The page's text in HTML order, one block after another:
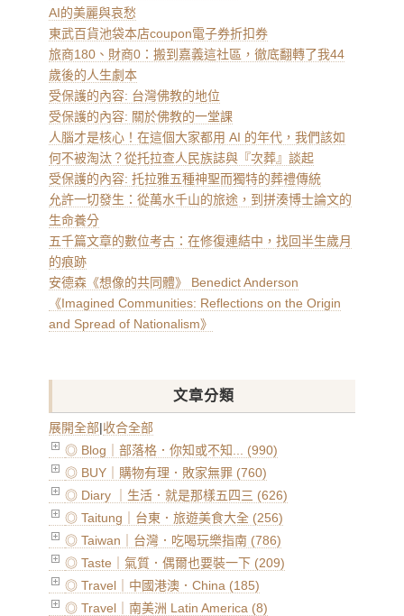
AI的美麗與哀愁
東武百貨池袋本店coupon電子券折扣券
旅商180、財商0：搬到嘉義這社區，徹底翻轉了我44
歲後的人生劇本
受保護的內容: 台灣佛教的地位
受保護的內容: 關於佛教的一堂課
人腦才是核心！在這個大家都用 AI 的年代，我們該如
何不被淘汰？從托拉查人民族誌與『次葬』談起
受保護的內容: 托拉雅五種神聖而獨特的葬禮傳統
允許一切發生：從萬水千山的旅途，到拼湊博士論文的
生命養分
五千篇文章的數位考古：在修復連結中，找回半生歲月
的痕跡
安德森《想像的共同體》 Benedict Anderson
《Imagined Communities: Reflections on the Origin
and Spread of Nationalism》
文章分類
展開全部|收合全部
◎ Blog｜部落格．你知或不知... (990)
◎ BUY｜購物有理．敗家無罪 (760)
◎ Diary ｜生活．就是那樣五四三 (626)
◎ Taitung｜台東．旅遊美食大全 (256)
◎ Taiwan｜台灣．吃喝玩樂指南 (786)
◎ Taste｜氣質．偶爾也要裝一下 (209)
◎ Travel｜中國港澳．China (185)
◎ Travel｜南美洲 Latin America (8)